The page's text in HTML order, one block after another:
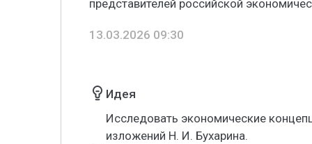
представителей российской
13.03.2026 09:30
Идея
Исследовать экономические
изложений Н. И. Бухарина.